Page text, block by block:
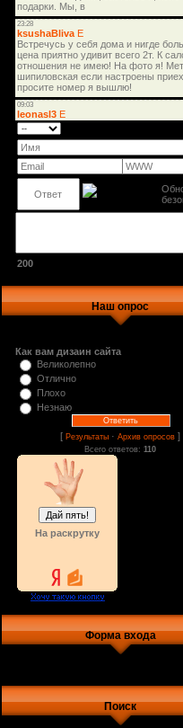
200
Наш опрос
Как вам дизаин сайта
Великолепно
Отлично
Плохо
Незнаю
[Результаты ·Архив опросов ]
Всего ответов:110
На раскрутку
Форма входа
Поиск